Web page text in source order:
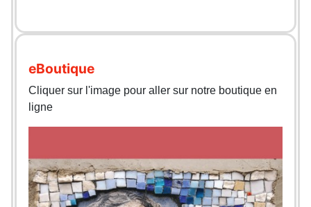
eBoutique
Cliquer sur l'image pour aller sur notre boutique en
ligne